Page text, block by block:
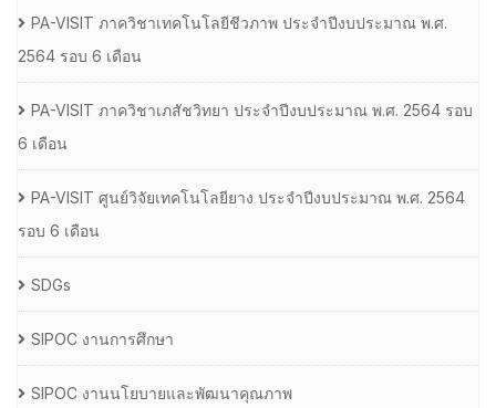
PA-VISIT ภาควิชาเทคโนโลยีชีวภาพ ประจำปีงบประมาณ พ.ศ.
2564 รอบ 6 เดือน
PA-VISIT ภาควิชาเภสัชวิทยา ประจำปีงบประมาณ พ.ศ. 2564 รอบ
6 เดือน
PA-VISIT ศูนย์วิจัยเทคโนโลยียาง ประจำปีงบประมาณ พ.ศ. 2564
รอบ 6 เดือน
SDGs
SIPOC งานการศึกษา
SIPOC งานนโยบายและพัฒนาคุณภาพ